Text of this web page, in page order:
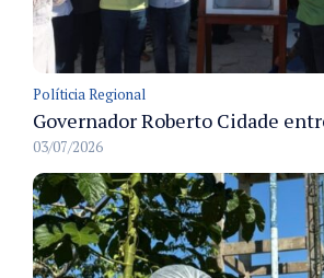
Políticia Regional
03/07/2026